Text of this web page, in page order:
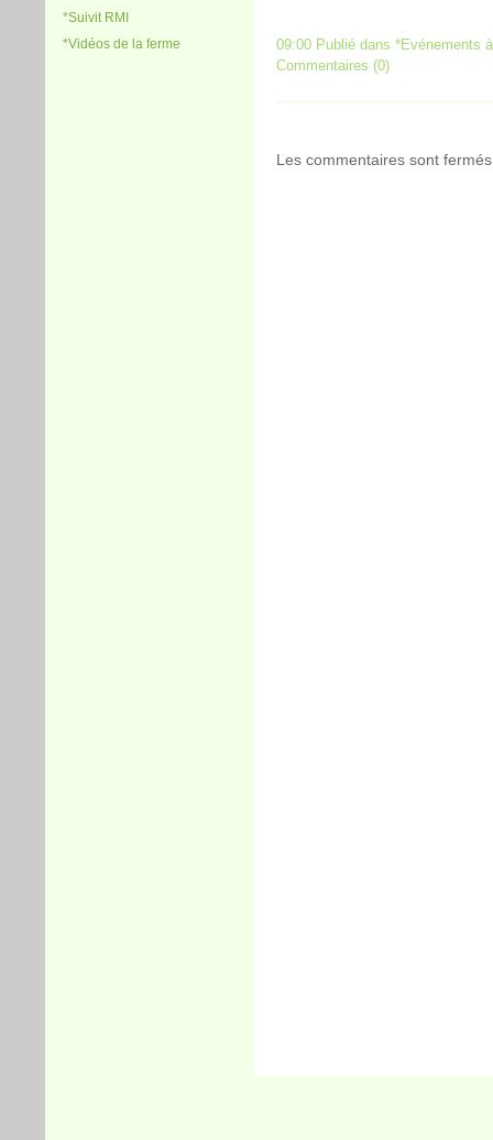
*Suivit RMI
*Vidéos de la ferme
09:00 Publié dans *Evénements
Commentaires (0)
Les commentaires sont